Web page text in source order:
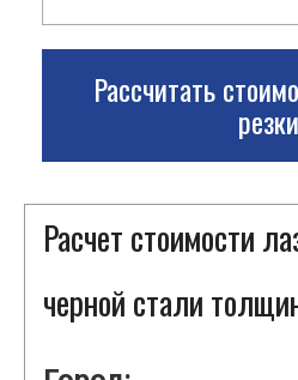
Рассчитать
резки
Расчет стоимости
черной стали